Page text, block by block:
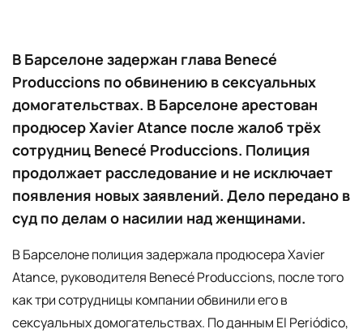
В Барселоне задержан глава Benecé
Produccions по обвинению в сексуальных
домогательствах. В Барселоне арестован
продюсер Xavier Atance после жалоб трёх
сотрудниц Benecé Produccions. Полиция
продолжает расследование и не исключает
появления новых заявлений. Дело передано в
суд по делам о насилии над женщинами.
В Барселоне полиция задержала продюсера Xavier
Atance, руководителя Benecé Produccions, после того
как три сотрудницы компании обвинили его в
сексуальных домогательствах. По данным El Periódico,